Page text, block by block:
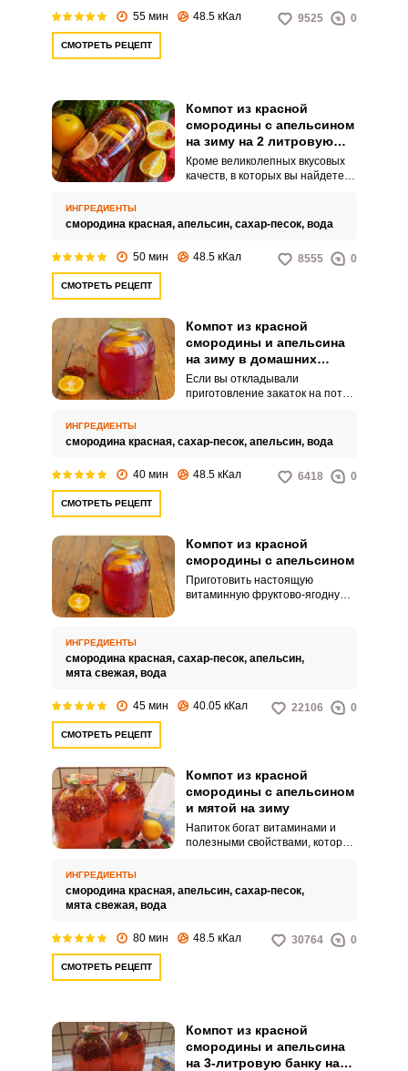
55 мин 48.5 кКал 9525 0
СМОТРЕТЬ РЕЦЕПТ
Компот из красной
смородины с апельсином
на зиму на 2 литровую
банку
Кроме великолепных вкусовых
качеств, в которых вы найдете и
компот можно назвать
необходимых минералов,
витаминов и микроэлементов.
ИНГРЕДИЕНТЫ
смородина красная, апельсин, сахар-песок, вода
50 мин 48.5 кКал 8555 0
СМОТРЕТЬ РЕЦЕПТ
Компот из красной
смородины и апельсина
на зиму в домашних
условиях
Если вы откладывали
приготовление закаток на потом
получится в считанные сроки.
приготовления, послевкусие
компота остается надолго, как и
ИНГРЕДИЕНТЫ
смородина красная, сахар-песок, апельсин, вода
40 мин 48.5 кКал 6418 0
СМОТРЕТЬ РЕЦЕПТ
Компот из красной
смородины с апельсином
Приготовить настоящую
витаминную фруктово-ягодную
компота из красной смородины
с апельсином.
ИНГРЕДИЕНТЫ
смородина красная, сахар-песок, апельсин,
мята свежая, вода
45 мин 40.05 кКал 22106 0
СМОТРЕТЬ РЕЦЕПТ
Компот из красной
смородины с апельсином
и мятой на зиму
Напиток богат витаминами и
полезными свойствами, которые
совокупности с апельсином
добавленная в напиток, освежит
его.
ИНГРЕДИЕНТЫ
смородина красная, апельсин, сахар-песок,
мята свежая, вода
80 мин 48.5 кКал 30764 0
СМОТРЕТЬ РЕЦЕПТ
Компот из красной
смородины и апельсина
на 3-литровую банку на